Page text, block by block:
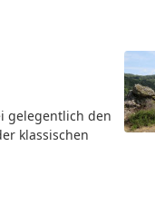
gelegentlich den
klassischen